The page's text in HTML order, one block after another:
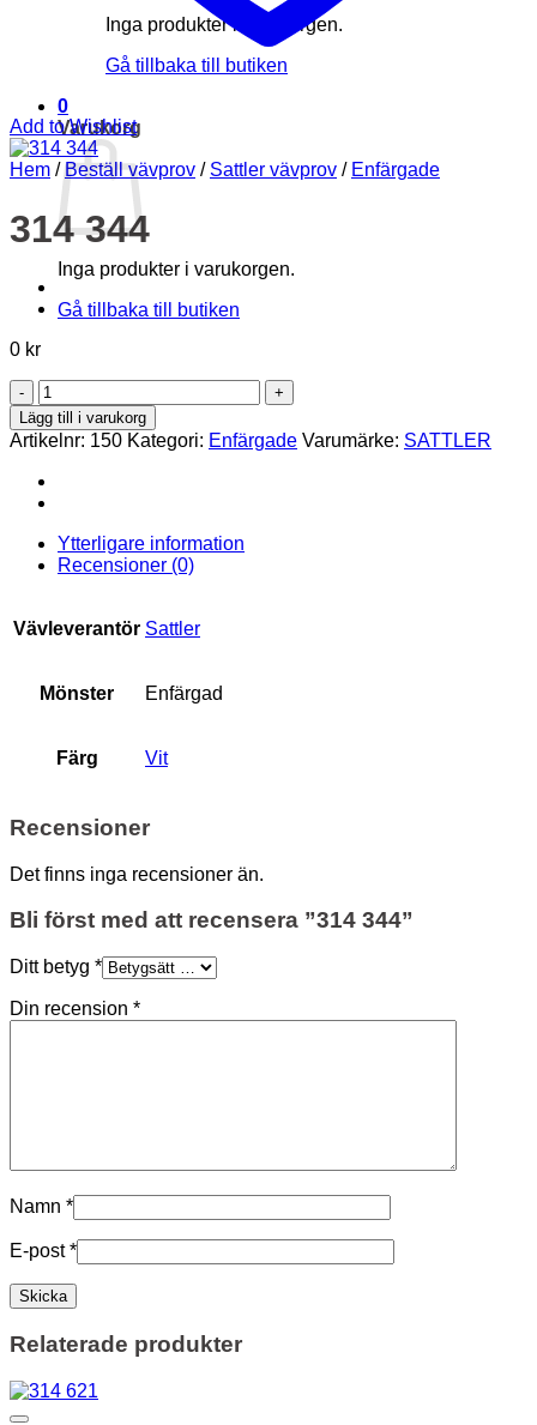
Inga produkter i varukorgen.
Gå tillbaka till butiken
0
Varukorg
Inga produkter i varukorgen.
Gå tillbaka till butiken
Add to Wishlist
Hem / Beställ vävprov / Sattler vävprov / Enfärgade
314 344
0 kr
314
344
mängd
Lägg till i varukorg
Artikelnr: 150 Kategori: Enfärgade Varumärke: SATTLER
Ytterligare information
Recensioner (0)
Vävleverantör Sattler
Mönster Enfärgad
Färg Vit
Recensioner
Det finns inga recensioner än.
Bli först med att recensera ”314 344”
Ditt betyg *
Din recension *
Namn *
E-post*
Relaterade produkter